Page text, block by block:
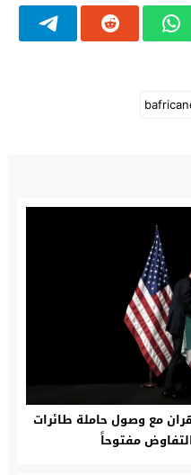
مع وصول حاملة طائرات
مفتوحاً